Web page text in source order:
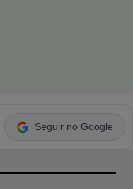
Seguir no Google